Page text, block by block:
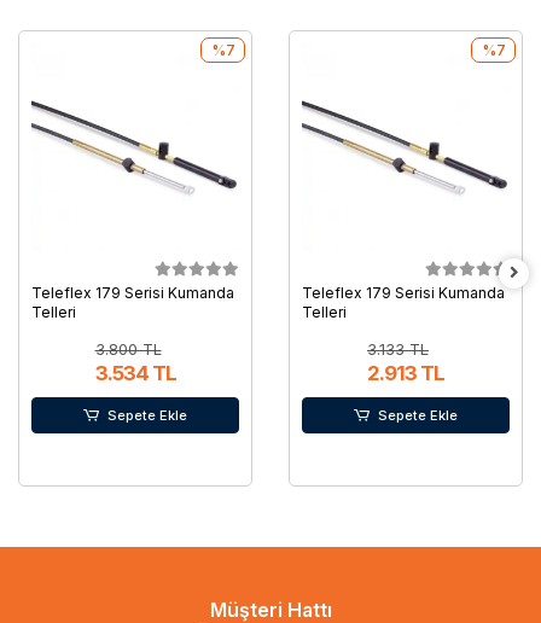
Teleflex 179 Serisi Kumanda
Telleri
3.800 TL
3.534 TL
%7
Sepete Ekle
Teleflex 179 Serisi Kumanda
Telleri
3.133 TL
2.913 TL
%7
Sepete Ekle
Müşteri Hattı